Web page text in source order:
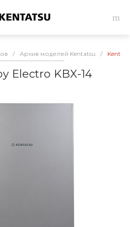
/ Архив моделей Kentatsu /
Electro KBX-14